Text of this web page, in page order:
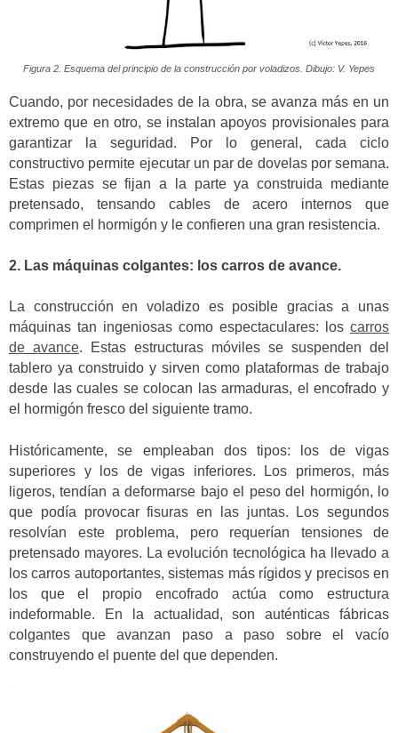
Figura 2. Esquema del principio de la construcción por voladizos. Dibujo: V. Yepes
Cuando, por necesidades de la obra, se avanza más en un
extremo que en otro, se instalan apoyos provisionales para
garantizar la seguridad. Por lo general, cada ciclo
constructivo permite ejecutar un par de dovelas por semana.
Estas piezas se fijan a la parte ya construida mediante
pretensado, tensando cables de acero internos que
comprimen el hormigón y le confieren una gran resistencia.
2. Las máquinas colgantes: los carros de avance.
La construcción en voladizo es posible gracias a unas
máquinas tan ingeniosas como espectaculares: los carros
de avance. Estas estructuras móviles se suspenden del
tablero ya construido y sirven como plataformas de trabajo
desde las cuales se colocan las armaduras, el encofrado y
el hormigón fresco del siguiente tramo.
Históricamente, se empleaban dos tipos: los de vigas
superiores y los de vigas inferiores. Los primeros, más
ligeros, tendían a deformarse bajo el peso del hormigón, lo
que podía provocar fisuras en las juntas. Los segundos
resolvían este problema, pero requerían tensiones de
pretensado mayores. La evolución tecnológica ha llevado a
los carros autoportantes, sistemas más rígidos y precisos en
los que el propio encofrado actúa como estructura
indeformable. En la actualidad, son auténticas fábricas
colgantes que avanzan paso a paso sobre el vacío
construyendo el puente del que dependen.